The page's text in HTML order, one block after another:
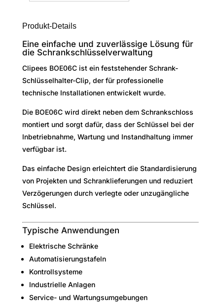
v
:
Produkt-Details
Eine einfache und zuverlässige Lösung für
die Schrankschlüsselverwaltung
Clipees BOE06C ist ein feststehender Schrank-
Schlüsselhalter-Clip, der für professionelle
technische Installationen entwickelt wurde.
Die BOE06C wird direkt neben dem Schrankschloss
montiert und sorgt dafür, dass der Schlüssel bei der
Inbetriebnahme, Wartung und Instandhaltung immer
verfügbar ist.
Das einfache Design erleichtert die Standardisierung
von Projekten und Schranklieferungen und reduziert
Verzögerungen durch verlegte oder unzugängliche
Schlüssel.
Typische Anwendungen
Elektrische Schränke
Automatisierungstafeln
Kontrollsysteme
Industrielle Anlagen
Service- und Wartungsumgebungen